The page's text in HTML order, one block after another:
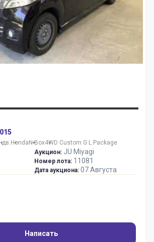
дв. Honda N-Box4WD Custom G L Package
Аукцион: JU Miyagi
Номер лота: 11081
Дата аукциона: 07 Августа
Написать